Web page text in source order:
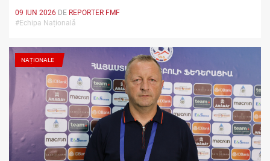
09 IUN 2026 DE REPORTER FMF
#Echipa Națională
NAȚIONALE